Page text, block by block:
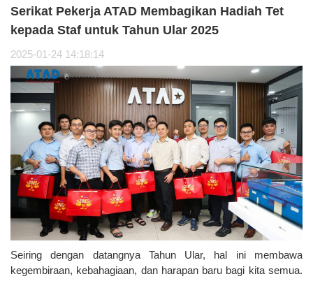
Serikat Pekerja ATAD Membagikan Hadiah Tet
kepada Staf untuk Tahun Ular 2025
2025-01-24 14:18:14
Seiring dengan datangnya Tahun Ular, hal ini membawa
kegembiraan, kebahagiaan, dan harapan baru bagi kita semua.